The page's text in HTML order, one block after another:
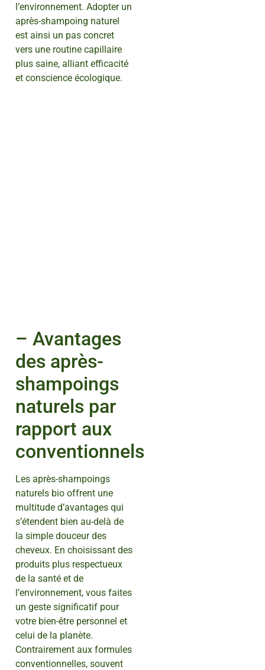
l’environnement. Adopter un
après-shampoing naturel
est ainsi un pas concret
vers une routine capillaire
plus saine, alliant efficacité
et conscience écologique.
– Avantages
des après-
shampoings
naturels par
rapport aux
conventionnels
Les après-shampoings
naturels bio offrent une
multitude d’avantages qui
s’étendent bien au-delà de
la simple douceur des
cheveux. En choisissant des
produits plus respectueux
de la santé et de
l’environnement, vous faites
un geste significatif pour
votre bien-être personnel et
celui de la planète.
Contrairement aux formules
conventionnelles, souvent